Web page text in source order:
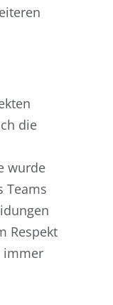
die
wurde
Teams
Respekt
immer